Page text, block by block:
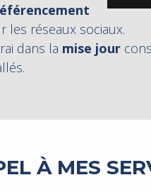
les réseaux sociaux.
dans la mise jour
À MES